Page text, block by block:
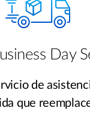
Day
de
que